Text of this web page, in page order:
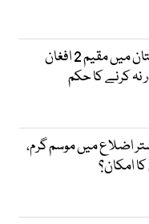
پشاور ہائیکورٹ: پاکستان میں مقیم 2 افغان
کرنے کا حکم
اضلاع میں موسم گرم،
امکان؟